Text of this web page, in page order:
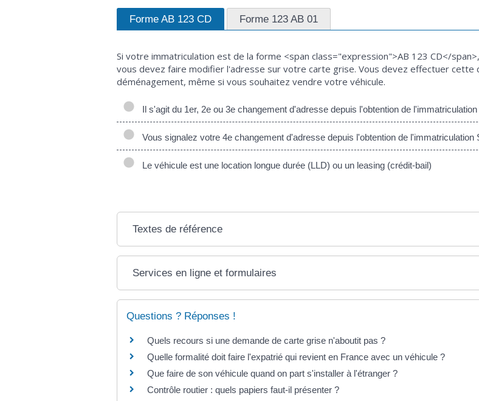
Forme AB 123 CD Forme 123 AB 01
Si votre immatriculation est de la forme <span class="expression">AB 123 CD</
vous devez faire modifier l'adresse sur votre carte grise. Vous devez effectuer cette
déménagement, même si vous souhaitez vendre votre véhicule.
Il s'agit du 1er, 2e ou 3e changement d'adresse depuis l'obtention de
Vous signalez votre 4e changement d'adresse depuis l'obtention de l'immatriculation
Le véhicule est une location longue durée (LLD) ou un leasing (crédit-bail)
Textes de référence
Services en ligne et formulaires
Questions ? Réponses !
Quels recours si une demande de carte grise n'aboutit pas ?
Quelle formalité doit faire l'expatrié qui revient en France avec un véhicule ?
Que faire de son véhicule quand on part s'installer à l'étranger ?
Contrôle routier : quels papiers faut-il présenter ?